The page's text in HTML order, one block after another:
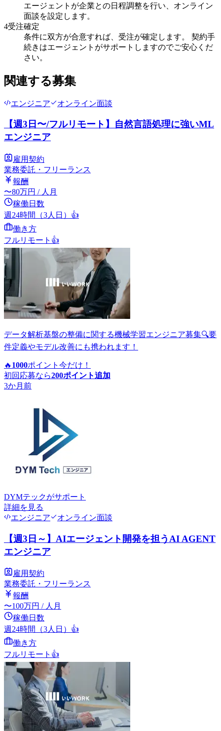
エージェントが企業との日程調整を行い、オンライン
面談を設定します。
4受注確定
条件に双方が合意すれば、受注が確定します。 契約手
続きはエージェントがサポートしますのでご安心くだ
さい。
関連する募集
エンジニア オンライン面談
【週3日〜/フルリモート】自然言語処理に強いML
エンジニア
雇用契約
業務委託・フリーランス
報酬
〜80万円 / 人月
稼働日数
週24時間（3人日） 👍
働き方
フルリモート 👍
データ解析基盤の整備に関する機械学習エンジニア募集🔍要
件定義やモデル改善にも携われます！
🔥 1000ポイント 今だけ！
初回応募なら200ポイント追加
3か月前
DYMテックがサポート
詳細を見る
エンジニア
オンライン面談
【週3日～】AIエージェント開発を担うAI AGENT
エンジニア
雇用契約
業務委託・フリーランス
報酬
〜100万円 / 人月
稼働日数
週24時間（3人日） 👍
働き方
フルリモート 👍